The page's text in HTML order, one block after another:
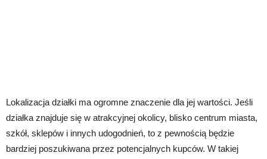
Lokalizacja działki ma ogromne znaczenie dla jej wartości. Jeśli
działka znajduje się w atrakcyjnej okolicy, blisko centrum miasta,
szkół, sklepów i innych udogodnień, to z pewnością będzie
bardziej poszukiwana przez potencjalnych kupców. W takiej